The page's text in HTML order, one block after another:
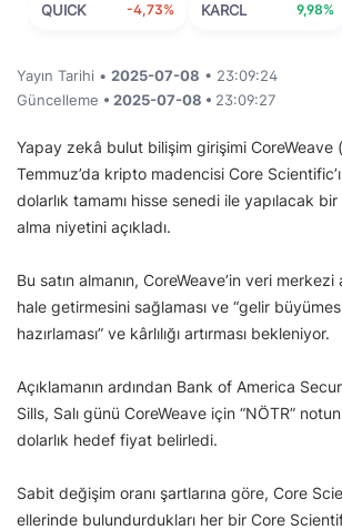
QUICK -4,73% KARCL 9,98%
Yayın Tarihi • 2025-07-08 • 23:09:24
Güncelleme • 2025-07-08 • 23:09:27
Yapay zekâ bulut bilişim girişimi CoreWeave
Temmuz’da kripto madencisi Core
dolarlık tamamı hisse senedi ile yapılacak
alma niyetini açıkladı.
Bu satın almanın, CoreWeave’in veri
hale getirmesini sağlaması ve “gelir
hazırlaması” ve kârlılığı artırması bekleniyor.
Açıklamanın ardından Bank of America
Sills, Salı günü CoreWeave için “NÖTR”
dolarlık hedef fiyat belirledi.
Sabit değişim oranı şartlarına göre, Core
ellerinde bulundurdukları her bir Core